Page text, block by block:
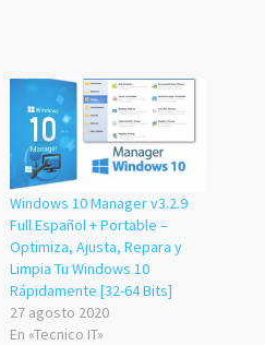
Windows 10 Manager v3.2.9
Full Español + Portable –
Optimiza, Ajusta, Repara y
Limpia Tu Windows 10
Rápidamente [32-64 Bits]
27 agosto 2020
En «Tecnico IT»